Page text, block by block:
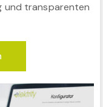
und transparenten